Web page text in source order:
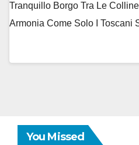
Tranquillo Borgo Tra Le
Armonia Come Solo I Toscani
You Missed